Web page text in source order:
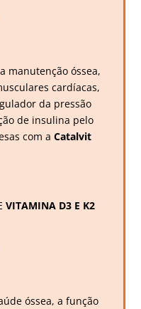
manutenção óssea,
cardíacas,
da pressão
de insulina pelo
com a Catalvit
VITAMINA D3 E K2
óssea, a função